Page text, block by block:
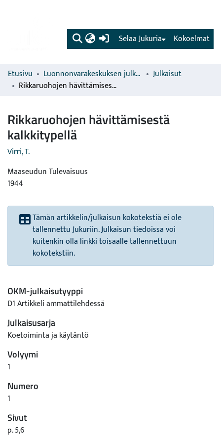
(current) Kokoelmat
Selaa Jukuria
Etusivu Luonnonvarakeskuksen julkaisut
Julkaisut
Rikkaruohojen hävittämisestä kalkkitypellä
Rikkaruohojen hävittämisestä
kalkkitypellä
Virri, T.
Maaseudun Tulevaisuus
1944
Tämän artikkelin/julkaisun kokotekstiä ei ole
tallennettu Jukuriin. Julkaisun tiedoissa voi
kuitenkin olla linkki toisaalle tallennettuun
kokotekstiin.
OKM-julkaisutyyppi
D1 Artikkeli ammattilehdessä
Julkaisusarja
Koetoiminta ja käytäntö
Volyymi
1
Numero
1
Sivut
p. 5,6